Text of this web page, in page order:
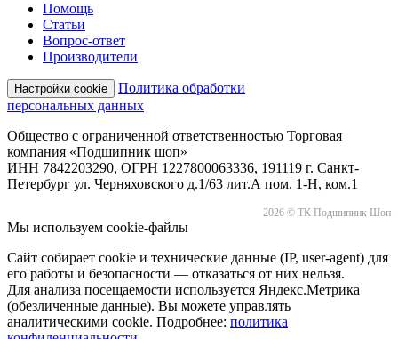
Помощь
Статьи
Вопрос-ответ
Производители
Настройки cookie
Политика обработки
персональных данных
Общество с ограниченной ответственностью Торговая
компания «Подшипник шоп»
ИНН 7842203290, ОГРН 1227800063336, 191119 г. Санкт-
Петербург ул. Черняховского д.1/63 лит.А пом. 1-Н, ком.1
2026 © ТК Подшипник Шоп
Мы используем cookie-файлы
Сайт собирает cookie и технические данные (IP, user-agent) для
его работы и безопасности — отказаться от них нельзя.
Для анализа посещаемости используется Яндекс.Метрика
(обезличенные данные). Вы можете управлять
аналитическими cookie. Подробнее: политика